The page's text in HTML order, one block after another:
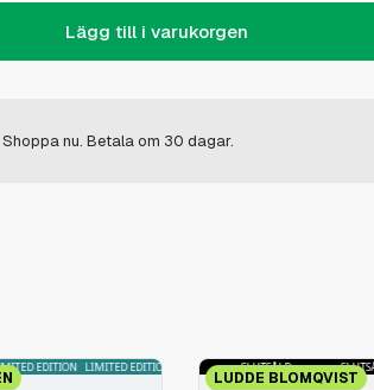
Lägg till i varukorgen
Shoppa nu. Betala om 30 dagar.
EDITION LIMITED EDITION LIMITED EDITION
SLUTSÅLD SLUTSÅLD SLUTSÅLD SLUTSÅLD
LUDDE BLOMQVIST